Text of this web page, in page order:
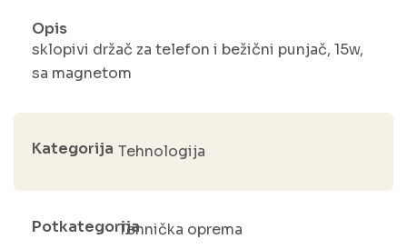
Opis
sklopivi držač za telefon i bežični punjač, 15w,
sa magnetom
Kategorija Tehnologija
PotkategorijaTehnička oprema